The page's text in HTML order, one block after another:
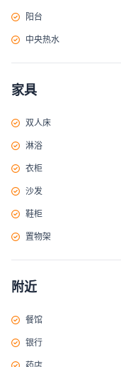
阳台
中央热水
家具
双人床
淋浴
衣柜
沙发
鞋柜
置物架
附近
餐馆
银行